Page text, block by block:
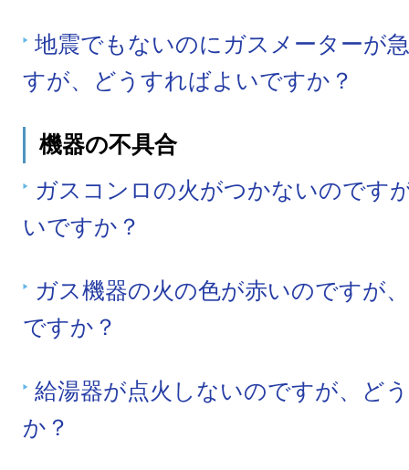
地震でもないのにガスメーターが
すが、どうすればよいですか？
機器の不具合
ガスコンロの火がつかないのです
いですか？
ガス機器の火の色が赤いのですが
ですか？
給湯器が点火しないのですが、ど
か？